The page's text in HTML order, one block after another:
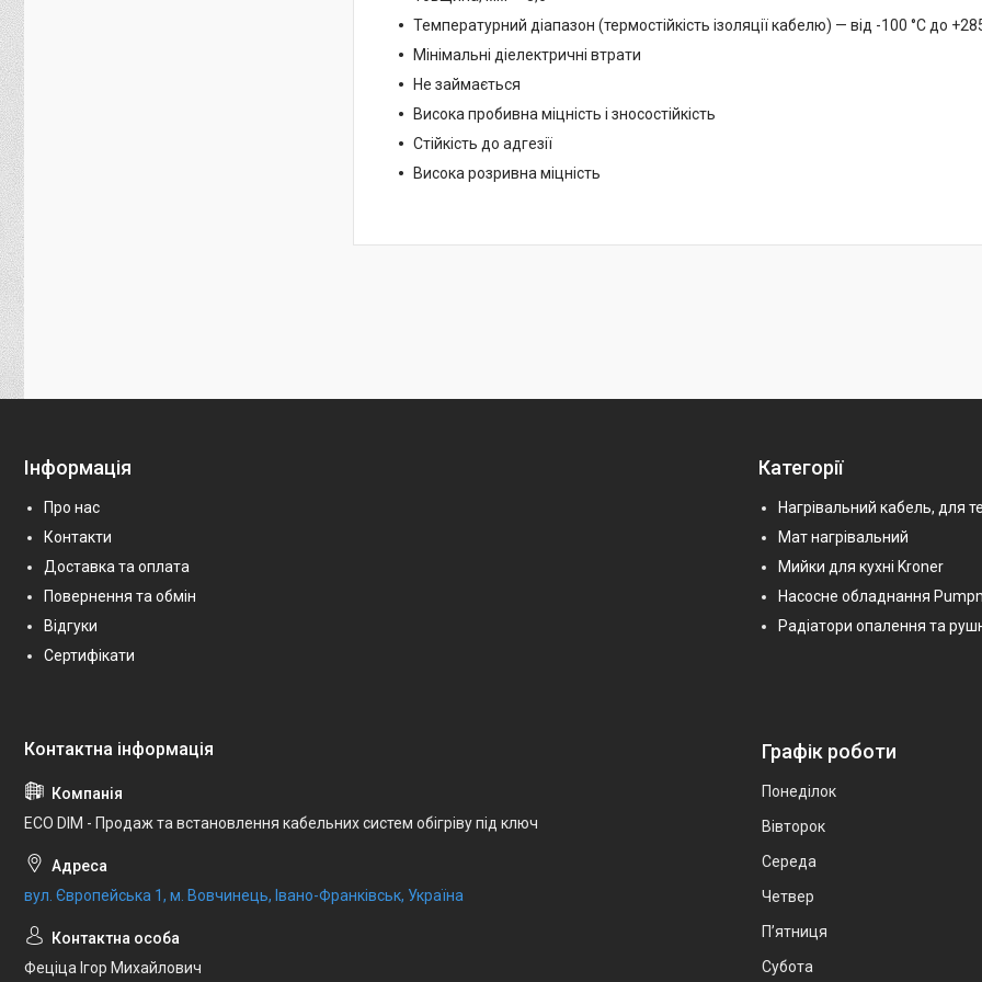
Температурний діапазон (термостійкість ізоляції кабелю) — від -100 °C до
Мінімальні діелектричні втрати
Не займається
Висока пробивна міцність і зносостійкість
Стійкість до адгезії
Висока розривна міцність
Інформація
Про нас
Контакти
Доставка та оплата
Повернення та обмін
Відгуки
Сертифікати
Категорії
Нагрівальний кабель, для
Мат нагрівальний
Мийки для кухні Kroner
Насосне обладнання
Радіатори опалення та
ECO DIM - Продаж та встановлення кабельних систем обігріву під ключ
вул. Європейська 1, м. Вовчинець, Івано-Франківськ, Україна
Феціца Ігор Михайлович
Графік роботи
Понеділок
Вівторок
Середа
Четвер
Пʼятниця
Субота